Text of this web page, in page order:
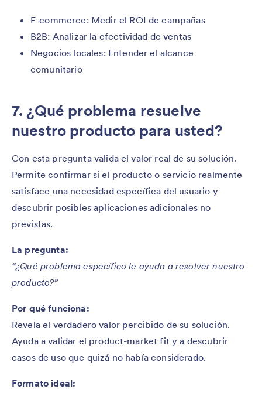
E-commerce: Medir el ROI de campañas
B2B: Analizar la efectividad de ventas
Negocios locales: Entender el alcance
comunitario
7. ¿Qué problema resuelve
nuestro producto para usted?
Con esta pregunta valida el valor real de su solución.
Permite confirmar si el producto o servicio realmente
satisface una necesidad específica del usuario y
descubrir posibles aplicaciones adicionales no
previstas.
La pregunta:
“¿Qué problema específico le ayuda a resolver nuestro
producto?”
Por qué funciona:
Revela el verdadero valor percibido de su solución.
Ayuda a validar el product-market fit y a descubrir
casos de uso que quizá no había considerado.
Formato ideal: